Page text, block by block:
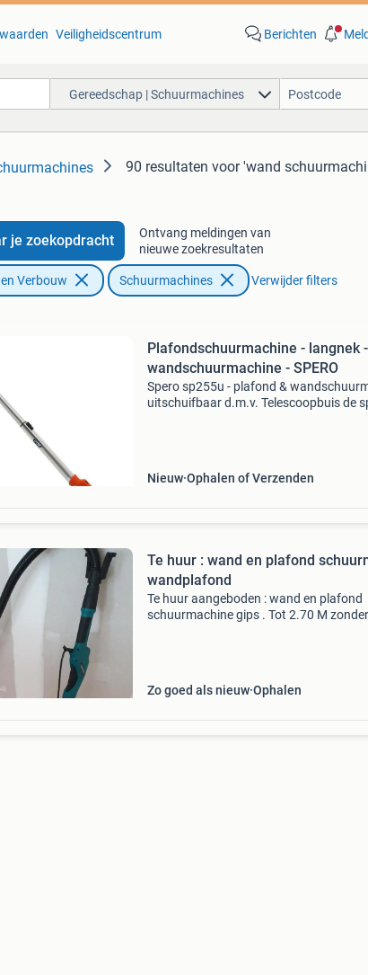
Veiligheidscentrum Berichten
Gereedschap | Schuurmachines
90 resultaten voor 'wand
je zoekopdracht
Ontvang meldingen van
nieuwe zoekresultaten
Verbouw Schuurmachines Verwijder filters
Plafondschuurmachine - langnek -
wandschuurmachine - SPERO
Spero sp255u - plafond &
uitschuifbaar d.m.v. Telescoopbuis de
Nieuw Ophalen of Verzenden
Te huur : wand en plafond
wandplafond
Te huur aangeboden : wand en plafond
schuurmachine gips . Tot 2.70 M
Zo goed als nieuw Ophalen